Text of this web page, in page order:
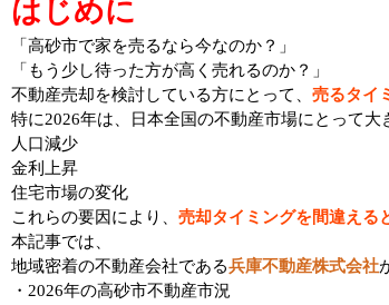
はじめに
「高砂市で家を売るなら今なのか？」
「もう少し待った方が高く売れるのか？」
不動産売却を検討している方にとって、 売るタイ
特に2026年は、日本全国の不動産市場にとって大
人口減少
金利上昇
住宅市場の変化
これらの要因により、 売却タイミングを間違える
本記事では、
地域密着の不動産会社である兵庫不動産株式会社
・2026年の高砂市不動産市況